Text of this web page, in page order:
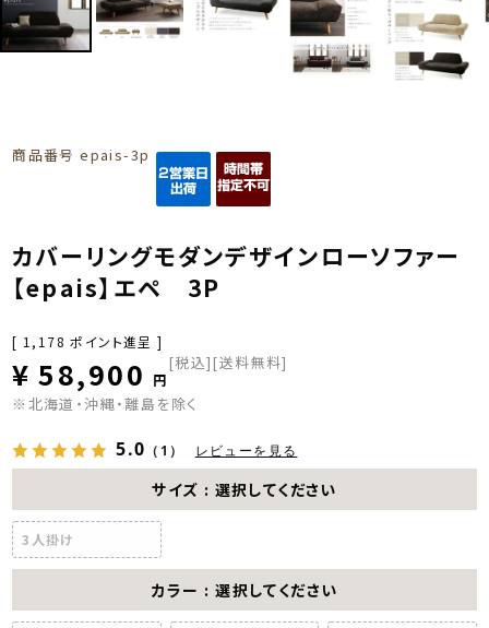
商品番号 epais-3p
カバーリングモダンデザインローソファー
【epais】エペ 3P
[ 1,178 ポイント進呈 ]
¥ 58,900 税込 [送料無料]
※北海道・沖縄・離島を除く
5.0 （1） レビューを見る
サイズ 選択してください
3人掛け
カラー 選択してください